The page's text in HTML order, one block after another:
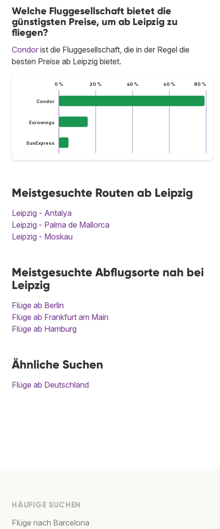
Welche Fluggesellschaft bietet die
günstigsten Preise, um ab Leipzig zu
fliegen?
Condor ist die Fluggesellschaft, die in der Regel die
besten Preise ab Leipzig bietet.
0 % 20 % 40 % 60 % 80 %
Condor
Eurowings
SunExpress
Meistgesuchte Routen ab Leipzig
Leipzig - Antalya
Leipzig - Palma de Mallorca
Leipzig - Moskau
Meistgesuchte Abflugsorte nah bei
Leipzig
Flüge ab Berlin
Flüge ab Frankfurt am Main
Flüge ab Hamburg
Ähnliche Suchen
Flüge ab Deutschland
HÄUFIGE SUCHEN
Flüge nach Barcelona